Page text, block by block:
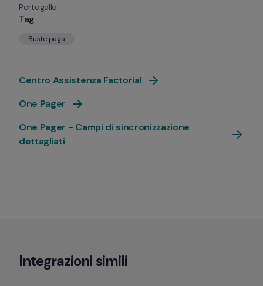
Portogallo
Tag
Buste paga
Centro Assistenza Factorial
One Pager
One Pager - Campi di sincronizzazione
dettagliati
Integrazioni simili